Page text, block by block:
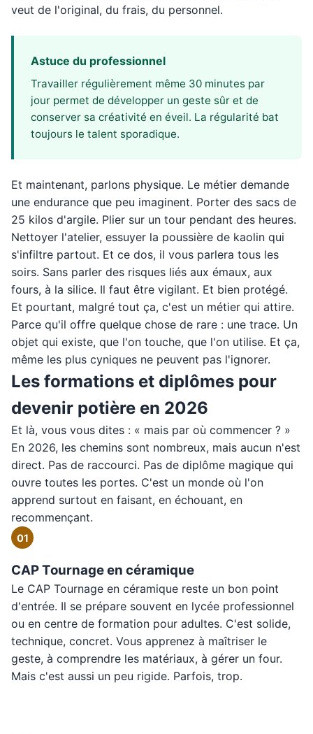
veut de l'original, du frais, du personnel.
Astuce du professionnel
Travailler régulièrement même 30 minutes par
jour permet de développer un geste sûr et de
conserver sa créativité en éveil. La régularité bat
toujours le talent sporadique.
Et maintenant, parlons physique. Le métier demande
une endurance que peu imaginent. Porter des sacs de
25 kilos d'argile. Plier sur un tour pendant des heures.
Nettoyer l'atelier, essuyer la poussière de kaolin qui
s'infiltre partout. Et ce dos, il vous parlera tous les
soirs. Sans parler des risques liés aux émaux, aux
fours, à la silice. Il faut être vigilant. Et bien protégé.
Et pourtant, malgré tout ça, c'est un métier qui attire.
Parce qu'il offre quelque chose de rare : une trace. Un
objet qui existe, que l'on touche, que l'on utilise. Et ça,
même les plus cyniques ne peuvent pas l'ignorer.
Les formations et diplômes pour
devenir potière en 2026
Et là, vous vous dites : « mais par où commencer ? »
En 2026, les chemins sont nombreux, mais aucun n'est
direct. Pas de raccourci. Pas de diplôme magique qui
ouvre toutes les portes. C'est un monde où l'on
apprend surtout en faisant, en échouant, en
recommençant.
01
CAP Tournage en céramique
Le CAP Tournage en céramique reste un bon point
d'entrée. Il se prépare souvent en lycée professionnel
ou en centre de formation pour adultes. C'est solide,
technique, concret. Vous apprenez à maîtriser le
geste, à comprendre les matériaux, à gérer un four.
Mais c'est aussi un peu rigide. Parfois, trop.